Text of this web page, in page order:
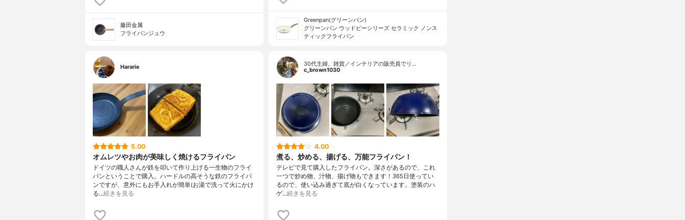
藤田金属
フライパンジュウ
Greenpan(グリーンパン)
グリーンパン ウッドビーシリーズ セラミック ノンス
ティックフライパン
Hararie
5.00
オムレツやお肉が美味しく焼けるフライパン
ドイツの職人さんが鉄を叩いて作り上げる一生物のフライ
パンということで購入。ハードルの高そうな鉄のフライパ
ンですが、意外にもお手入れが簡単(お湯で洗って火にかけ
る…続きを見る
30代主婦。雑貨／インテリアの販売員でリ…
c_brown1030
4.00
煮る、炒める、揚げる、万能フライパン！
テレビで見て購入したフライパン。深さがあるので、これ
一つで炒め物、汁物、揚げ物もできます！365日使ってい
るので、使い込み過ぎて底が白くなっています。塗装のハ
ゲ…続きを見る